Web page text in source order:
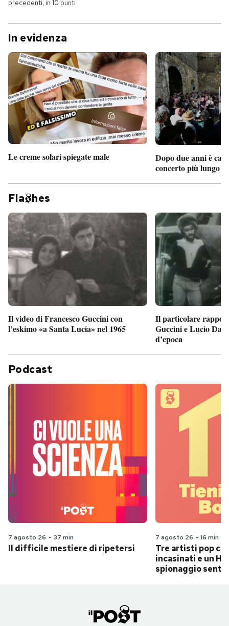
precedenti, in 10 punti
In evidenza
Le creme solari spiegate male
Dopo due anni è
concerto più lungo
Fla hes
Il video di Francesco Guccini con
l’eskimo «a Santa Lucia» nel 1965
Il particolare
Guccini e Lucio
d’epoca
Podcast
7 agosto 26 - 37 min
Il difficile mestiere di ripetersi
7 agosto 26 - 16 min
Tre artisti pop
incasinati e un
spionaggio